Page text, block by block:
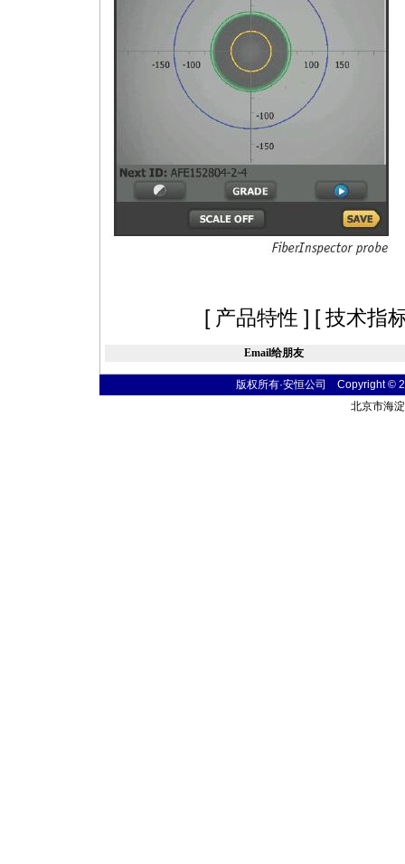
[ 产品特性 ] [技术指
Email给朋友
版权所有·安恒公司 Copyright ©
北京市海